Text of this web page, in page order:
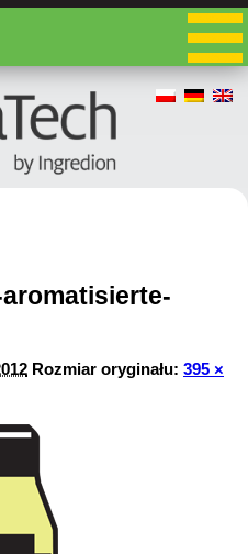
Rozmiar oryginału: 395 ×